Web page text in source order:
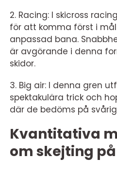
2. Racing: I skicross
för att komma först i
anpassad bana.
är avgörande i denna
skidor.
3. Big air: I denna gren
spektakulära trick och
där de bedöms på
Kvantitativa
om skejting